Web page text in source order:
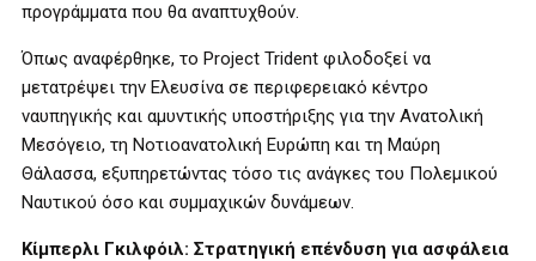
προγράμματα που θα αναπτυχθούν.
Όπως αναφέρθηκε, το Project Trident φιλοδοξεί να
μετατρέψει την Ελευσίνα σε περιφερειακό κέντρο
ναυπηγικής και αμυντικής υποστήριξης για την Ανατολική
Μεσόγειο, τη Νοτιοανατολική Ευρώπη και τη Μαύρη
Θάλασσα, εξυπηρετώντας τόσο τις ανάγκες του Πολεμικού
Ναυτικού όσο και συμμαχικών δυνάμεων.
Κίμπερλι Γκιλφόιλ: Στρατηγική επένδυση για ασφάλεια